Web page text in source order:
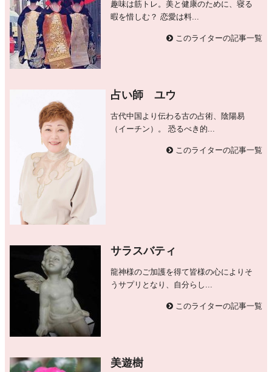
趣味は筋トレ。美と健康のために、寝る
暇を惜しむ？ 恋愛は料...
このライターの記事一覧
占い師 ユウ
古代中国より伝わる古の占術、陰陽易
（イーチン）。 恐るべき的...
このライターの記事一覧
サラスバティ
龍神様のご加護を得て皆様の心によりそ
うサプリとなり、自分らし...
このライターの記事一覧
美遊樹